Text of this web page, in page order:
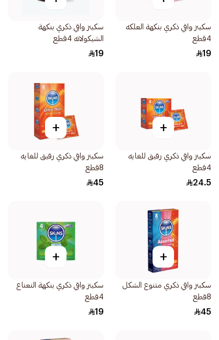
سكينز واقي ذكري بنكهة العلكه
4قطع
19
سكينز واقي ذكري بنكهة
الشيكولاته 4قطع
19
+
سكينز واقي ذكري رقيق للغايه
4قطع
24.5
+
سكينز واقي ذكري رقيق للغايه
8قطع
45
+
سكبنز واقي ذكري متنوع الشكل
8قطع
45
+
سكينز واقي ذكري بنكهة النعناع
4قطع
19